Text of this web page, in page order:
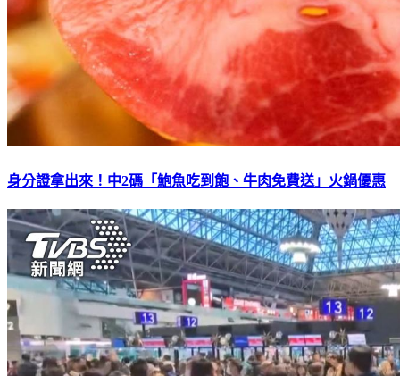
身分證拿出來！中2碼「鮑魚吃到飽、牛肉免費送」火鍋優惠